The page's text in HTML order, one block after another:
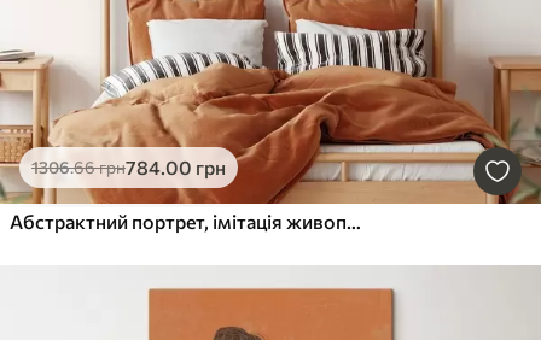
1306.66грн784.00 грн
Абстрактний портрет, імітація живопису